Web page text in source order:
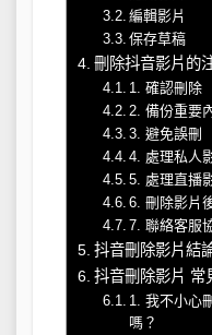
編輯影片
保存草稿
刪除抖音影片的
1. 確認刪除
2. 備份重要
3. 避免誤刪
4. 處理私人
5. 處理直播
6. 刪除影片
7. 聯絡客服
抖音刪除影片結
抖音刪除影片 常
1. 我不小心
嗎？